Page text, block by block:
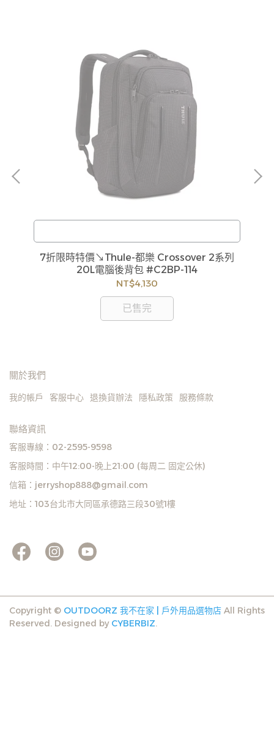
訂購注意事項 :
商品流動性快且多個平台共用庫存，偶有下單後缺貨
情形，客服人員將立即與您聯繫交期或更換商品，如
無法出貨，本公司將有權取消訂單，造成不便尚請見
諒。如遇庫存不足無法下單，亦歡迎洽詢客服。
7折限時特價↘Thule-都樂 Crossover 2系列
20L電腦後背包 #C2BP-114
NT$4,130
已售完
關於我們
我的帳戶 客服中心 退換貨辦法 隱私政策 服務條款
聯絡資訊
客服專線：02-2595-9598
客服時間：中午12:00-晚上21:00 (每周二 固定公休)
信箱：jerryshop888@gmail.com
地址：103台北市大同區承德路三段30號1樓
Copyright © OUTDOORZ 我不在家 | 戶外用品選物店 All Rights
Reserved. Designed by CYBERBIZ.